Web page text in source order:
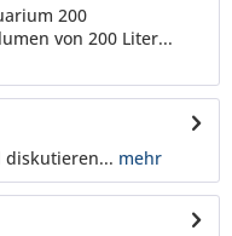
200
von 200 Liter...
diskutieren... mehr